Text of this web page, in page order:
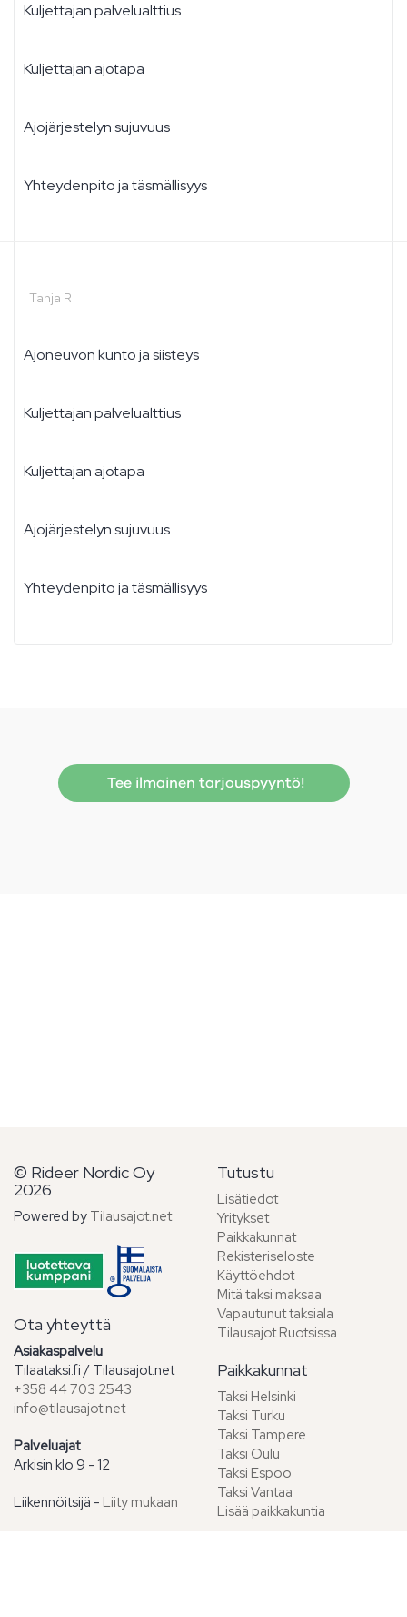
Kuljettajan palvelualttius
Kuljettajan ajotapa
Ajojärjestelyn sujuvuus
Yhteydenpito ja täsmällisyys
| Tanja R
Ajoneuvon kunto ja siisteys
Kuljettajan palvelualttius
Kuljettajan ajotapa
Ajojärjestelyn sujuvuus
Yhteydenpito ja täsmällisyys
Tee ilmainen tarjouspyyntö!
© Rideer Nordic Oy
2026
Powered by Tilausajot.net
Ota yhteyttä
Asiakaspalvelu
Tilaataksi.fi / Tilausajot.net
+358 44 703 2543
info@tilausajot.net
Palveluajat
Arkisin klo 9 - 12
Liikennöitsijä - Liity mukaan
Tutustu
Lisätiedot
Yritykset
Paikkakunnat
Rekisteriseloste
Käyttöehdot
Mitä taksi maksaa
Vapautunut taksiala
Tilausajot Ruotsissa
Paikkakunnat
Taksi Helsinki
Taksi Turku
Taksi Tampere
Taksi Oulu
Taksi Espoo
Taksi Vantaa
Lisää paikkakuntia